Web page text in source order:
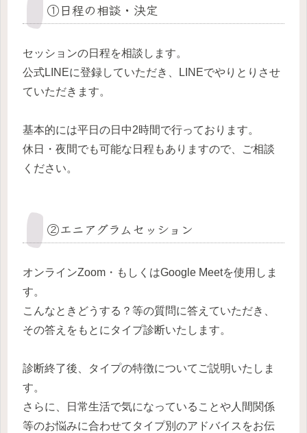
①日程の相談・決定
セッションの日程を相談します。
公式LINEに登録していただき、LINEでやりとりさせ
ていただきます。
基本的には平日の日中2時間で行っております。
休日・夜間でも可能な日程もありますので、ご相談
ください。
②エニアグラムセッション
オンラインZoom・もしくはGoogle Meetを使用しま
す。
こんなときどうする？等の質問に答えていただき、
その答えをもとにタイプ診断いたします。
診断終了後、タイプの特徴についてご説明いたしま
す。
さらに、日常生活で気になっていることや人間関係
等のお悩みに合わせてタイプ別のアドバイスをお伝